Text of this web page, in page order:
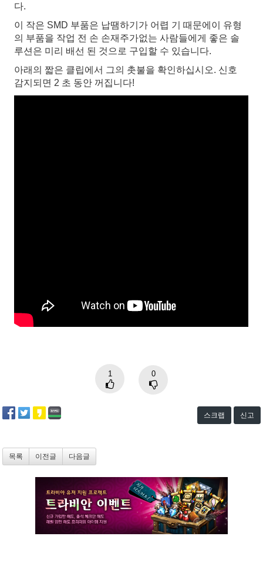
다.
이 작은 SMD 부품은 납땜하기가 어렵 기 때문에이 유형
의 부품을 작업 전 손 손재주가없는 사람들에게 좋은 솔
루션은 미리 배선 된 것으로 구입할 수 있습니다.
아래의 짧은 클립에서 그의 촛불을 확인하십시오. 신호
감지되면 2 초 동안 꺼집니다!
1 0
스크랩 신고
목록 이전글 다음글